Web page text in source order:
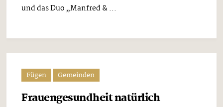
und das Duo „Manfred & ...
Fügen Gemeinden
Frauengesundheit natürlich